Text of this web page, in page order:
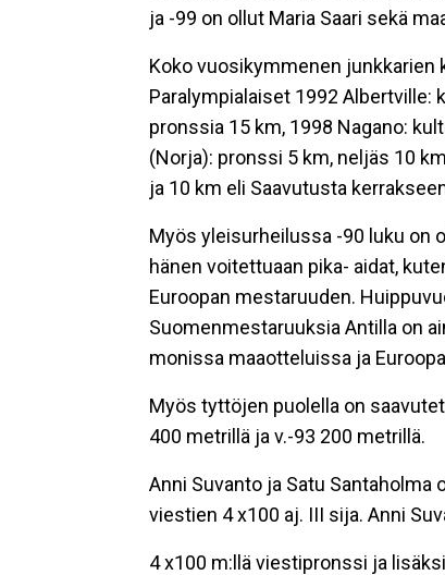
ja -99 on ollut Maria Saari sekä
Koko vuosikymmenen junkkarien
Paralympialaiset 1992 Albertville:
pronssia 15 km, 1998 Nagano:
(Norja): pronssi 5 km, neljäs 10
ja 10 km eli Saavutusta
Myös yleisurheilussa -90 luku on
hänen voitettuaan pika- aidat,
Euroopan mestaruuden.
Suomenmestaruuksia Antilla on
monissa maaotteluissa ja
Myös tyttöjen puolella on
400 metrillä ja v.-93 200 metrillä.
Anni Suvanto ja Satu Santaholma
viestien 4 x100 aj. III sija. Anni
4 x100 m:llä viestipronssi ja